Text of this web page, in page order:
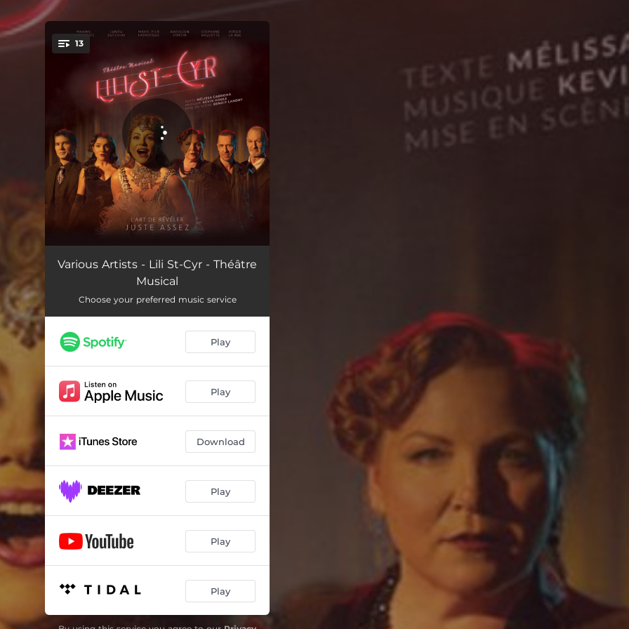
You're all set!
13
Prologue-Ma Forteresse 03:09
Les Clochers de Montréal
Opératrice 04:38
El Morocco 03:20
Les Objets immobiles 03:38
04:14
Les portes sans poignées 03:03
Je suis pas un homme, c'est ça 03:32
Whisky 03:43
Non Coupable 03:08
Mon paradis
Various Artists - Lili St-Cyr - Théâtre
Musical
Choose your preferred music service
Play
Play
Download
Play
Play
Play